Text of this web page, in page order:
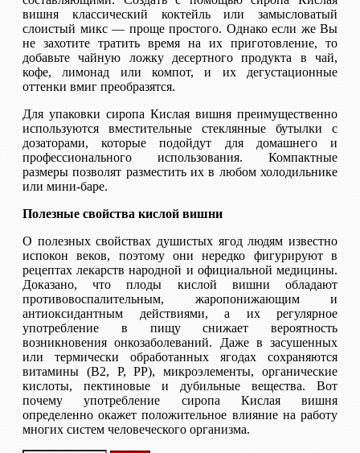
вишня классический коктейль или замысловатый
слоистый микс — проще простого. Однако если же Вы
не захотите тратить время на их приготовление, то
добавьте чайную ложку десертного продукта в чай,
кофе, лимонад или компот, и их дегустационные
оттенки вмиг преобразятся.
Для упаковки сиропа Кислая вишня преимущественно
используются вместительные стеклянные бутылки с
дозаторами, которые подойдут для домашнего и
профессионального использования. Компактные
размеры позволят разместить их в любом холодильнике
или мини-баре.
Полезные свойства кислой вишни
О полезных свойствах душистых ягод людям известно
испокон веков, поэтому они нередко фигурируют в
рецептах лекарств народной и официальной медицины.
Доказано, что плоды кислой вишни обладают
противовоспалительным, жаропонижающим и
антиоксидантным действиями, а их регулярное
употребление в пищу снижает вероятность
возникновения онкозаболеваний. Даже в засушенных
или термически обработанных ягодах сохраняются
витамины (B2, P, PP), микроэлементы, органические
кислоты, пектиновые и дубильные вещества. Вот
почему употребление сиропа Кислая вишня
определенно окажет положительное влияние на работу
многих систем человеческого организма.